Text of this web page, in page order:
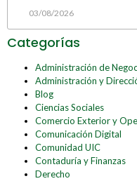
03/08/2026
Categorías
Administración de
Administración y
Blog
Ciencias Sociales
Comercio Exterior y
Comunicación Digital
Comunidad UIC
Contaduría y Finanzas
Derecho